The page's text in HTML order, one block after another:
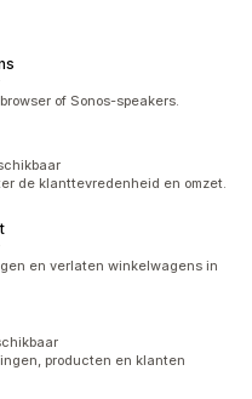
of Sonos-speakers.
de klanttevredenheid en omzet.
en verlaten winkelwagens in
producten en klanten